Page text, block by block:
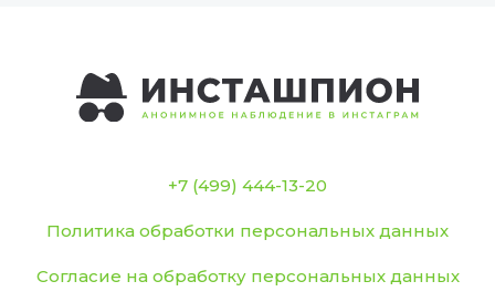
+7 (499) 444-13-20
Политика обработки персональных данных
Согласие на обработку персональных данных